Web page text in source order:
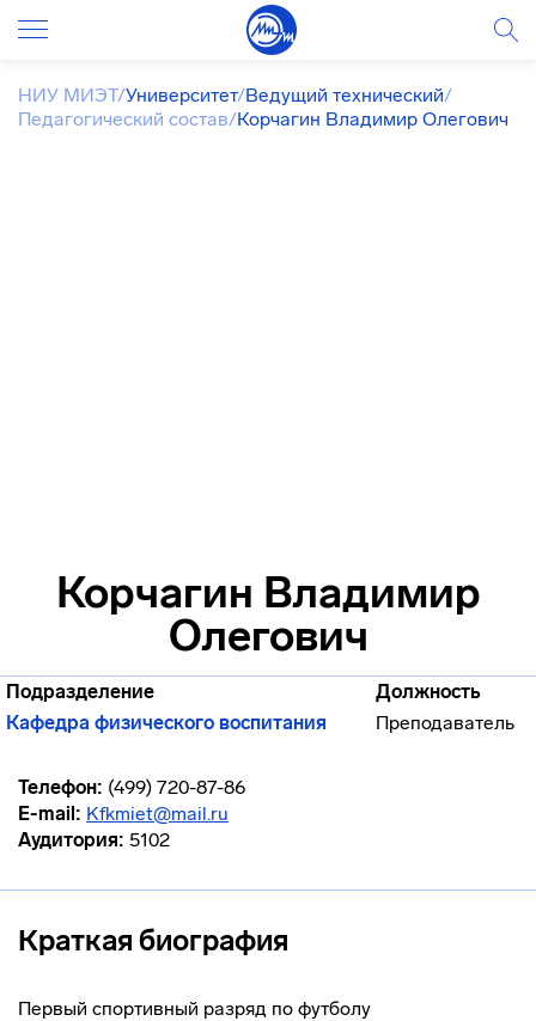
НИУ МИЭТ/Университет/Ведущий технический/
Педагогический состав/Корчагин Владимир Олегович
Корчагин Владимир
Олегович
Подразделение
Должность
Кафедра физического воспитания
Преподаватель
Телефон: (499) 720-87-86
E-mail: Kfkmiet@mail.ru
Аудитория: 5102
Краткая биография
Первый спортивный разряд по футболу